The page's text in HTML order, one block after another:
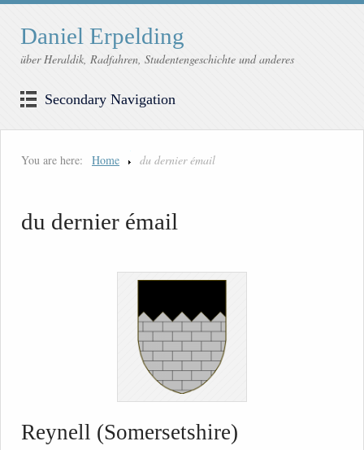
Daniel Erpelding
über Heraldik, Radfahren, Studentengeschichte und anderes
Secondary Navigation
You are here: Home du dernier émail
du dernier émail
Reynell (Somersetshire)